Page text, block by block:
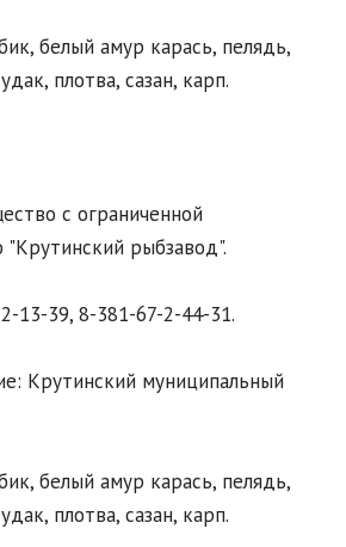
белый амур карась, пелядь,
плотва, сазан, карп.
с ограниченной
рыбзавод".
13-39, 8-381-67-2-44-31.
Крутинский муниципальный
белый амур карась, пелядь,
плотва, сазан, карп.